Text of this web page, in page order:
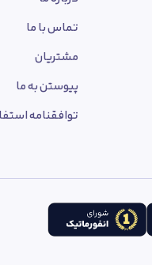
تماس با ما
مشتریان
پیوستن به ما
توافقنامه